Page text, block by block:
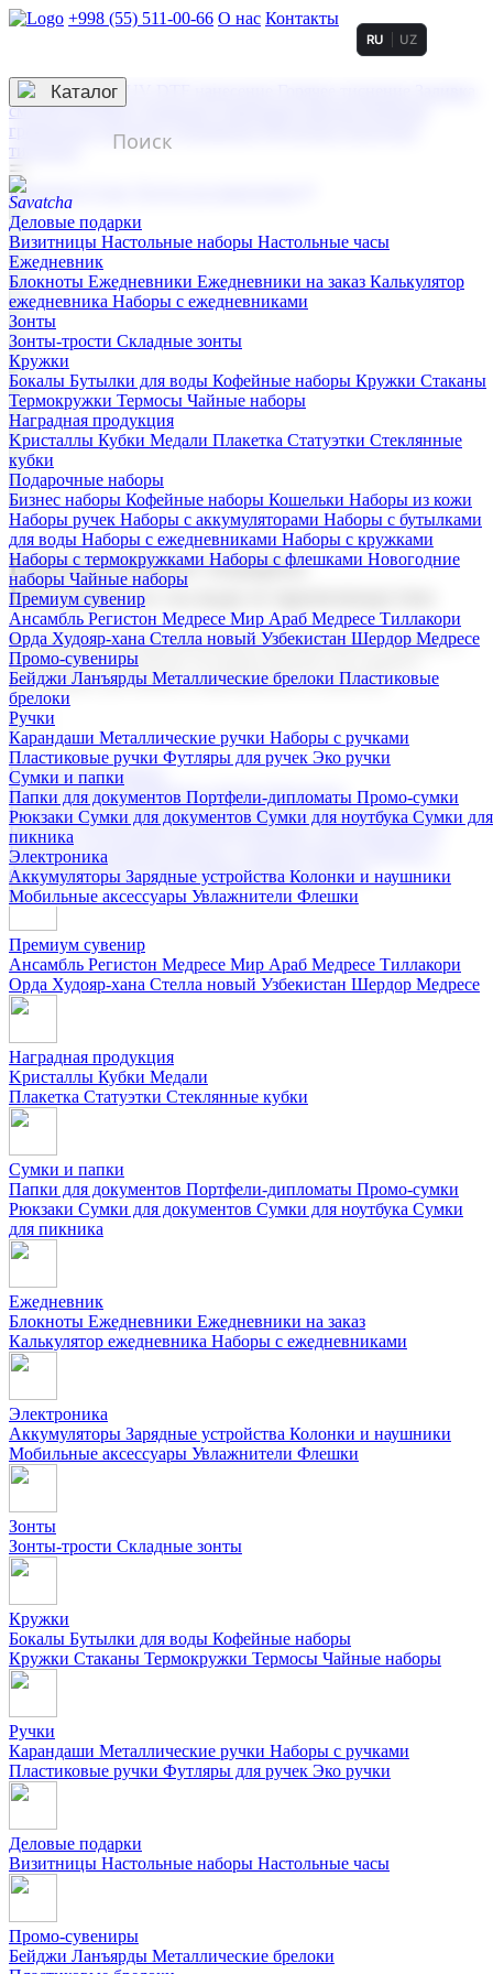
+998 (55) 511-00-66 О нас Контакты
3D гравировка
смолой (Doming)
гравировка твердая
тиснение
RU UZ
☰
Контакты
Каталог
Деловые подарки
Визитницы Настольные наборы Настольные часы
Ежедневник
Блокноты Ежедневники Ежедневники на заказ Калькулятор
ежедневника Наборы с ежедневниками
Зонты
Зонты-трости Складные зонты
Кружки
Бокалы Бутылки для воды Кофейные наборы Кружки Стаканы
Термокружки Термосы Чайные наборы
Наградная продукция
Kристаллы Кубки Медали Плакетка Статуэтки Стеклянные
кубки
Подарочные наборы
Бизнес наборы Кофейные наборы Кошельки Наборы из кожи
Наборы ручек Наборы с аккумуляторами Наборы с бутылками
для воды Наборы с ежедневниками Наборы с кружками
Наборы с термокружками Наборы с флешками Новогодние
наборы Чайные наборы
Премиум сувенир
Ансамбль Регистон Медресе Мир Араб Медресе Тиллакори
Орда Худояр-хана Стелла новый Узбекистан Шердор Медресе
Промо-сувениры
Бейджи Ланъярды Металлические брелоки Пластиковые
брелоки
Ручки
Карандаши Металлические ручки Наборы с ручками
Пластиковые ручки Футляры для ручек Эко ручки
Сумки и папки
Папки для документов Портфели-дипломаты Промо-сумки
Рюкзаки Сумки для документов Сумки для ноутбука Сумки для
пикника
Электроника
Аккумуляторы Зарядные устройства Колонки и наушники
Мобильные аксессуары Увлажнители Флешки
Корпоративные подарки
Поставка со склада и производство
Мы предлагаем широкий выбор корпоративных подарков и
сувениров с логотипом. В нашем каталоге вы найдете
продукцию для бизнеса, мероприятия и клиентов.
Подарочные наборы
Бизнес наборыКофейные наборы Кошельки
Наборы из кожиНаборы ручекНаборы с аккумуляторами
Наборы с бутылками для воды
Наборы с ежедневниками
Наборы с кружками
флешкамиНовогодние наборыЧайные наборы
Премиум сувенир
Ансамбль Регистон Медресе Мир Араб Медресе Тиллакори
Орда Худояр-хана Стелла новый Узбекистан Шердор Медресе
Наградная продукция
Kристаллы Кубки Медали
Плакетка Статуэтки Стеклянные кубки
Сумки и папки
Папки для документов Портфели-дипломаты Промо-сумки
Рюкзаки Сумки для документов Сумки для ноутбука Сумки
для пикника
Ежедневник
Блокноты Ежедневники Ежедневники на заказ
Калькулятор ежедневника Наборы с ежедневниками
Электроника
Аккумуляторы Зарядные устройства Колонки и наушники
Мобильные аксессуары Увлажнители Флешки
Зонты
Зонты-трости Складные зонты
Кружки
Бокалы Бутылки для воды Кофейные наборы
Кружки Стаканы Термокружки Термосы Чайные наборы
Ручки
Карандаши Металлические ручки Наборы с ручками
Пластиковые ручки Футляры для ручек Эко ручки
Деловые подарки
Визитницы Настольные наборы Настольные часы
Промо-сувениры
Бейджи Ланъярды Металлические брелоки